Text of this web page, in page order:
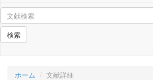
検索
ホーム 文献詳細